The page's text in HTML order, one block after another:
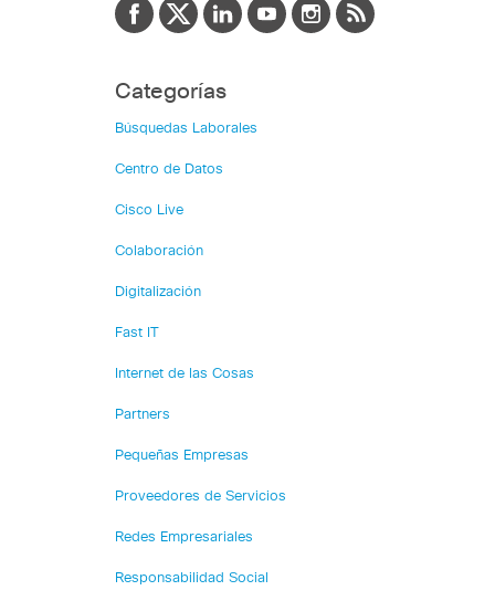
Categorías
Búsquedas Laborales
Centro de Datos
Cisco Live
Colaboración
Digitalización
Fast IT
Internet de las Cosas
Partners
Pequeñas Empresas
Proveedores de Servicios
Redes Empresariales
Responsabilidad Social